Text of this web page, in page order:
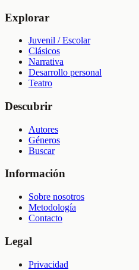
Explorar
Juvenil / Escolar
Clásicos
Narrativa
Desarrollo personal
Teatro
Descubrir
Autores
Géneros
Buscar
Información
Sobre nosotros
Metodología
Contacto
Legal
Privacidad